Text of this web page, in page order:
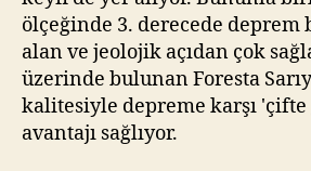
ölçeğinde 3. derecede deprem
alan ve jeolojik açıdan çok
üzerinde bulunan Foresta
kalitesiyle depreme karşı
avantajı sağlıyor.